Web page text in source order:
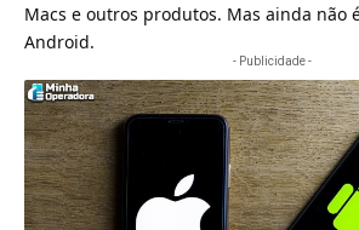
Macs e outros produtos. Mas ainda não
Android.
- Publicidade -